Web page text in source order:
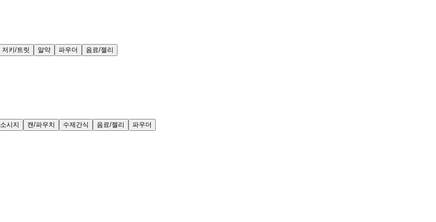
저키/트릿 알약 파우더 음료/젤리
소시지 캔/파우치 수제간식 음료/젤리 파우더